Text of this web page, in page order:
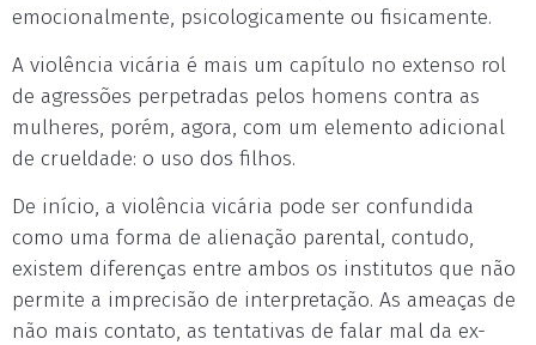
emocionalmente, psicologicamente ou fisicamente.
A violência vicária é mais um capítulo no extenso rol
de agressões perpetradas pelos homens contra as
mulheres, porém, agora, com um elemento adicional
de crueldade: o uso dos filhos.
De início, a violência vicária pode ser confundida
como uma forma de alienação parental, contudo,
existem diferenças entre ambos os institutos que não
permite a imprecisão de interpretação. As ameaças de
não mais contato, as tentativas de falar mal da ex-